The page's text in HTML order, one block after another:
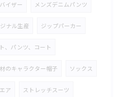
イザー メンズデニムパンツ
ナル生産 ジップパーカー
、パンツ、コート
のキャラクター帽子 ソックス
ア ストレッチスーツ